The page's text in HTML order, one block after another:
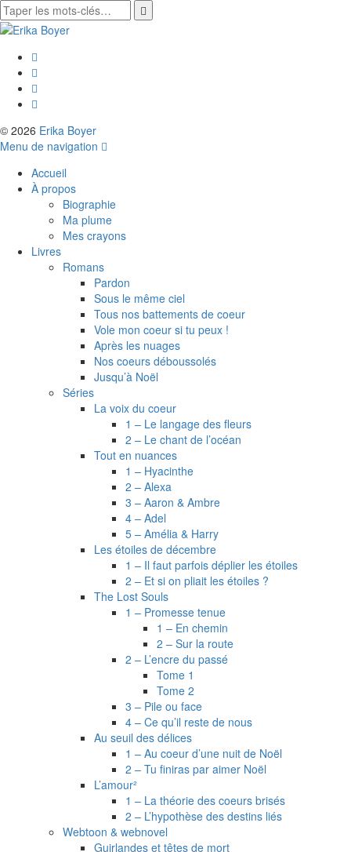
© 2026 Erika Boyer
Menu de navigation
Accueil
À propos
Biographie
Ma plume
Mes crayons
Livres
Romans
Pardon
Sous le même ciel
Tous nos battements de coeur
Vole mon coeur si tu peux !
Après les nuages
Nos coeurs déboussolés
Jusqu’à Noël
Séries
La voix du coeur
1 – Le langage des fleurs
2 – Le chant de l’océan
Tout en nuances
1 – Hyacinthe
2 – Alexa
3 – Aaron & Ambre
4 – Adel
5 – Amélia & Harry
Les étoiles de décembre
1 – Il faut parfois déplier les étoiles
2 – Et si on pliait les étoiles ?
The Lost Souls
1 – Promesse tenue
1 – En chemin
2 – Sur la route
2 – L’encre du passé
Tome 1
Tome 2
3 – Pile ou face
4 – Ce qu’il reste de nous
Au seuil des délices
1 – Au coeur d’une nuit de Noël
2 – Tu finiras par aimer Noël
L’amour²
1 – La théorie des coeurs brisés
2 – L’hypothèse des destins liés
Webtoon & webnovel
Guirlandes et têtes de mort